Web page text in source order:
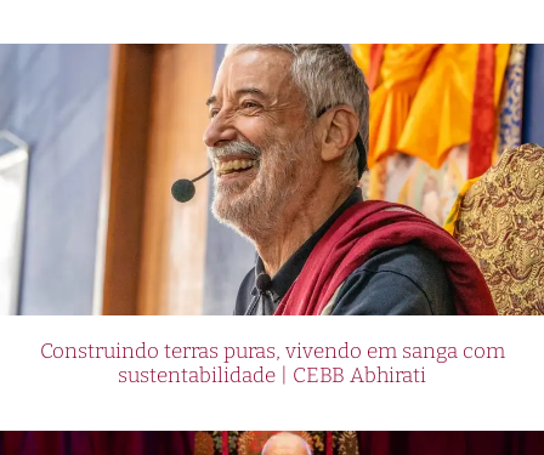
Construindo terras puras, vivendo em sanga com
sustentabilidade | CEBB Abhirati